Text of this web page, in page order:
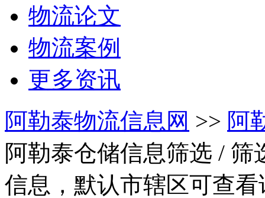
物流论文
物流案例
更多资讯
阿勒泰物流信息网 >> 阿
阿勒泰仓储信息筛选 / 筛
信息，默认市辖区可查